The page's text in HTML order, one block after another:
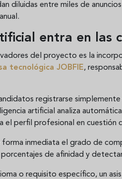
diluidas entre miles de
entra en las
del proyecto es la
tecnológica JOBFIE,
registrarse simplemente
artificial analiza
el perfil profesional en cuestión
forma inmediata el grado de
de afinidad y
o requisito específico, un